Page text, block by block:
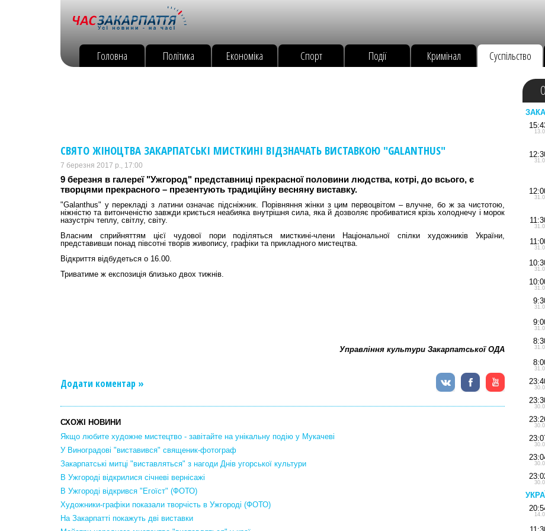
Головна Політика Економіка Спорт Події Кримінал Суспільство
СВЯТО ЖІНОЦТВА ЗАКАРПАТСЬКІ МИСТКИНІ ВІДЗНАЧАТЬ ВИСТАВКОЮ "GALANTHUS"
7 березня 2017 р., 17:00
9 березня в галереї "Ужгород" представниці прекрасної половини людства, котрі, до всього, є
творцями прекрасного – презентують традиційну весняну виставку.
"Galanthus" у перекладі з латини означає підсніжник. Порівняння жінки з цим первоцвітом – влучне, бо ж за чистотою,
ніжністю та витонченістю завжди криється неабияка внутрішня сила, яка й дозволяє пробиватися крізь холоднечу і морок
назустріч теплу, світлу, світу.
Власним сприйняттям цієї чудової пори поділяться мисткині-члени Національної спілки художників України,
представивши понад півсотні творів живопису, графіки та прикладного мистецтва.
Відкриття відбудеться о 16.00.
Триватиме ж експозиція близько двох тижнів.
Управління культури Закарпатської ОДА
Додати коментар »
СХОЖІ НОВИНИ
Якщо любите художне мистецтво - завітайте на унікальну подію у Мукачеві
У Виноградові "виставився" священик-фотограф
Закарпатські митці "виставляться" з нагоди Днів угорської культури
В Ужгороді відкрилися січневі вернісажі
В Ужгороді відкрився "Егоїст" (ФОТО)
Художники-графіки показали творчість в Ужгороді (ФОТО)
На Закарпатті покажуть дві виставки